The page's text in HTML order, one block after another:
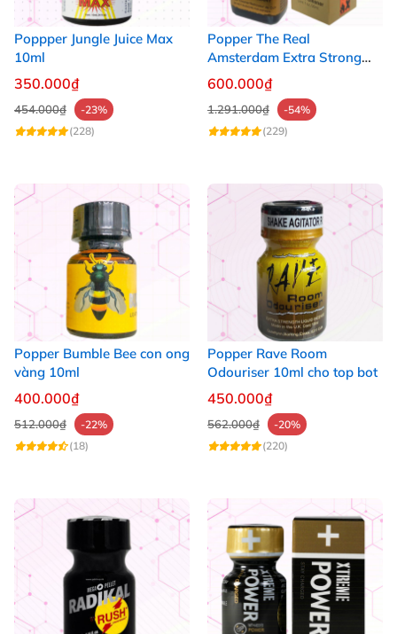
Poppper Jungle Juice Max
10ml
350.000₫
454.000₫
-23%
(228)
Popper The Real
Amsterdam Extra Strong
30ml
600.000₫
1.291.000₫
-54%
(229)
Popper Bumble Bee con ong
vàng 10ml
400.000₫
512.000₫
-22%
(18)
Popper Rave Room
Odouriser 10ml cho top bot
450.000₫
562.000₫
-20%
(220)